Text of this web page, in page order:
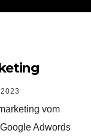
vom
Adwords